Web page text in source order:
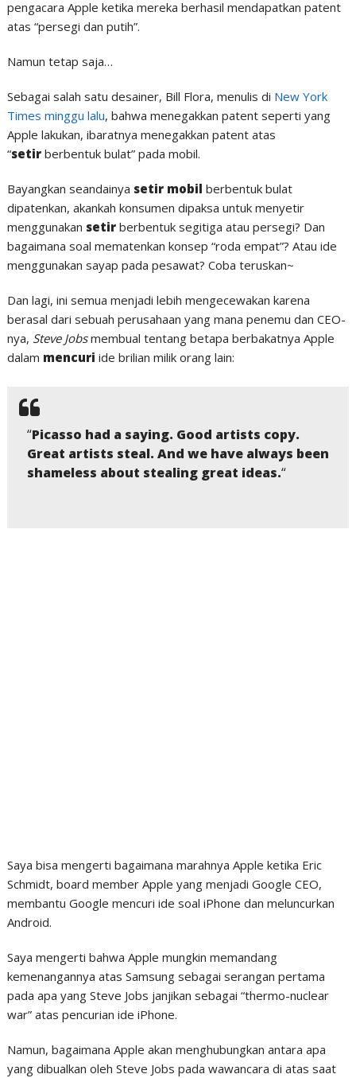
pengacara Apple ketika mereka berhasil mendapatkan patent
atas “persegi dan putih”.
Namun tetap saja…
Sebagai salah satu desainer, Bill Flora, menulis di New York
Times minggu lalu, bahwa menegakkan patent seperti yang
Apple lakukan, ibaratnya menegakkan patent atas
“setir berbentuk bulat” pada mobil.
Bayangkan seandainya setir mobil berbentuk bulat
dipatenkan, akankah konsumen dipaksa untuk menyetir
menggunakan setir berbentuk segitiga atau persegi? Dan
bagaimana soal mematenkan konsep “roda empat”? Atau ide
menggunakan sayap pada pesawat? Coba teruskan~
Dan lagi, ini semua menjadi lebih mengecewakan karena
berasal dari sebuah perusahaan yang mana penemu dan CEO-
nya, Steve Jobsmembual tentang betapa berbakatnya Apple
dalam mencuri ide brilian milik orang lain:
“Picasso had a saying. Good artists copy.
Great artists steal. And we have always been
shameless about stealing great ideas.“
Saya bisa mengerti bagaimana marahnya Apple ketika Eric
Schmidt, board member Apple yang menjadi Google CEO,
membantu Google mencuri ide soal iPhone dan meluncurkan
Android.
Saya mengerti bahwa Apple mungkin memandang
kemenangannya atas Samsung sebagai serangan pertama
pada apa yang Steve Jobs janjikan sebagai “thermo-nuclear
war” atas pencurian ide iPhone.
Namun, bagaimana Apple akan menghubungkan antara apa
yang dibualkan oleh Steve Jobs pada wawancara di atas saat